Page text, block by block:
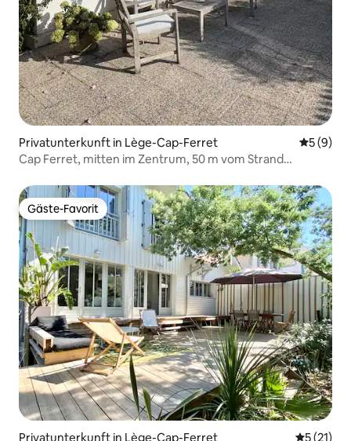
Privatunterkunft in Lège-Cap-Ferret
5 (9)
Cap Ferret, mitten im Zentrum, 50 m vom Strand
Gäste-Favorit
Gäste-Favorit
Privatunterkunft in Lège-Cap-Ferret
5 (21)